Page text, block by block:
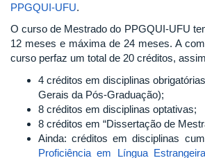
PPGQUI-UFU.
O curso de Mestrado do PPGQUI-UFU
12 meses e máxima de 24 meses. A
curso perfaz um total de 20 créditos,
4 créditos em disciplinas
Gerais da Pós-Graduação);
8 créditos em disciplinas optativas;
8 créditos em “Dissertação de
Ainda: créditos em disciplinas
Proficiência em Língua Estrangeira